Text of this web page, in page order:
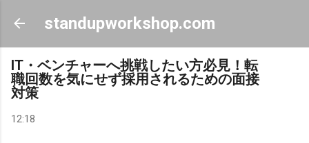
スキップしてメイン コンテンツに移動
standupworkshop.com
IT・ベンチャーへ挑戦したい方必見！転
職回数を気にせず採用されるための面接
対策
12:18